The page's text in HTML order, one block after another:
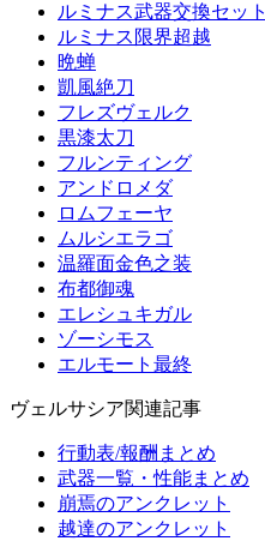
ルミナス武器交換セット
ルミナス限界超越
晩蝉
凱風絶刀
フレズヴェルク
黒漆太刀
フルンティング
アンドロメダ
ロムフェーヤ
ムルシエラゴ
温羅面金色之装
布都御魂
エレシュキガル
ゾーシモス
エルモート最終
ヴェルサシア関連記事
行動表/報酬まとめ
武器一覧・性能まとめ
崩焉のアンクレット
越達のアンクレット